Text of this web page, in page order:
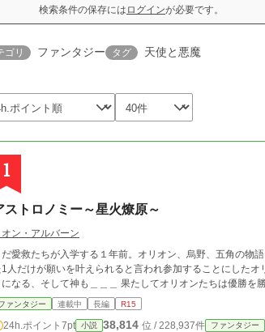
検索条件の保存には ログインが必要です。
ゴリ ファンタジー タグ 天使と悪魔
1
ストロノミー～星火燎原～
ン・アルバーン
愛救たちが入学する１年前。オリオン、烏野、五角の物
人だけが願いを叶えられると言われ参加することにした
なる、そして神も＿＿＿ 果たしてオリオンたちは優勝を
ァンタジー 連載中 長編 R15
24h.ポイント 7pt 小説 38,814 位 / 228,937件 ファンタジー